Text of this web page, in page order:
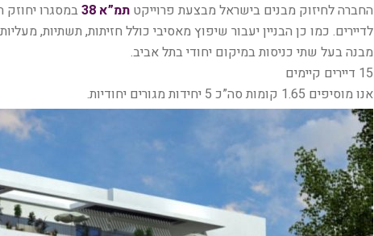
החברה לחיזוק מבנים בישראל מבצעת פרוייקט תמ”א 38
במסגרו יחוזק
לדיירים. כמו כן הבניין יעבור שיפוץ מאסיבי כולל חזיתות, תשתיות,
מבנה בעל שתי כניסות במיקום יחודי בתל אביב.
15 דיירים קיימים
אנו מוסיפים 1.65 קומות סה”כ 5 יחידות מגורים יחודיות.